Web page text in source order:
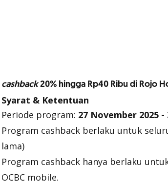
cashback20% hingga Rp40 Ribu di Rojo
Syarat & Ketentuan
Periode program: 27 November 2025 -
Program cashback berlaku untuk
lama)
Program cashback hanya berlaku
OCBC mobile.